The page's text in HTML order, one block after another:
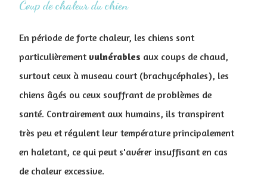
Coup de chaleur du chien
En période de forte chaleur, les chiens sont
particulièrement vulnérables aux coups de chaud,
surtout ceux à museau court (brachycéphales), les
chiens âgés ou ceux souffrant de problèmes de
santé. Contrairement aux humains, ils transpirent
très peu et régulent leur température principalement
en haletant, ce qui peut s'avérer insuffisant en cas
de chaleur excessive.